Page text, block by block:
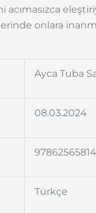
acımasızca
onlara
Ayca Tuba
08.03.2024
Türkçe